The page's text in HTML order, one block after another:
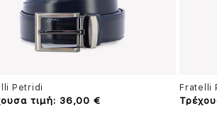
Petridi
τιμή: 36,00 €
Fratelli